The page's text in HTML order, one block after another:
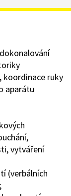
koordinace ruky
aparátu
vytváření
(verbálních